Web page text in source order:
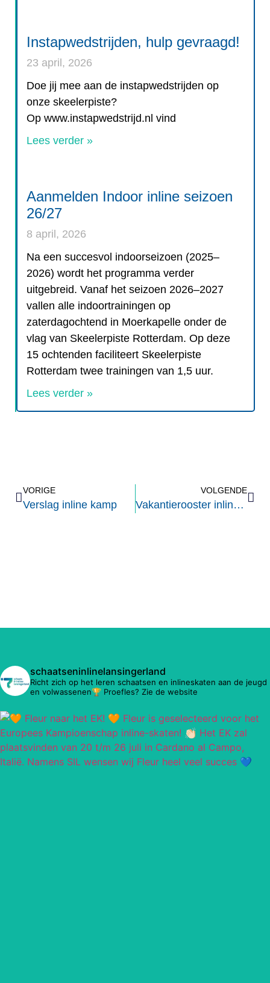
Instapwedstrijden, hulp gevraagd!
23 april, 2026
Doe jij mee aan de instapwedstrijden op
onze skeelerpiste?
Op www.instapwedstrijd.nl vind
Lees verder »
Aanmelden Indoor inline seizoen
26/27
8 april, 2026
Na een succesvol indoorseizoen (2025–
2026) wordt het programma verder
uitgebreid. Vanaf het seizoen 2026–2027
vallen alle indoortrainingen op
zaterdagochtend in Moerkapelle onder de
vlag van Skeelerpiste Rotterdam. Op deze
15 ochtenden faciliteert Skeelerpiste
Rotterdam twee trainingen van 1,5 uur.
Lees verder »
VORIGE
Verslag inline kamp
VOLGENDE
Vakantierooster inline trainingen SVR
schaatseninlinelansingerland
Richt zich op het leren schaatsen en inlineskaten aan de jeugd
en volwassenen🏆 Proefles? Zie de website